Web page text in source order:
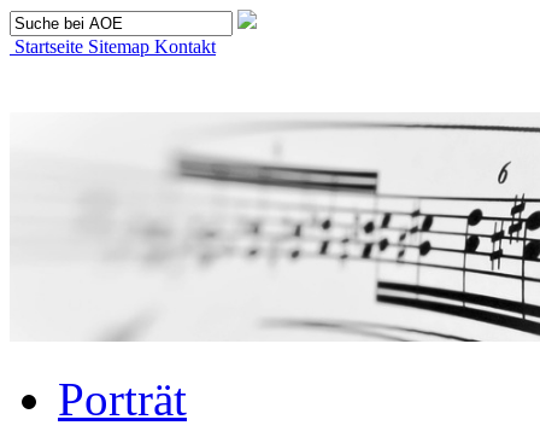
Startseite Sitemap Kontakt
Porträt